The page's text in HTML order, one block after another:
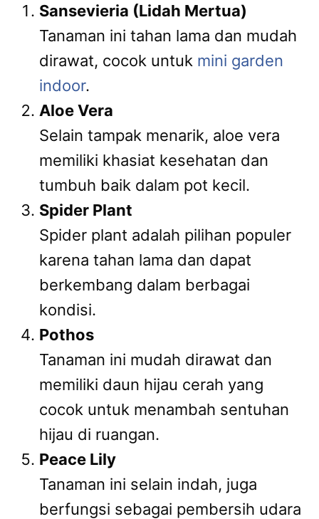
Sansevieria (Lidah Mertua)
Tanaman ini tahan lama dan mudah
dirawat, cocok untuk mini garden
indoor.
Aloe Vera
Selain tampak menarik, aloe vera
memiliki khasiat kesehatan dan
tumbuh baik dalam pot kecil.
Spider Plant
Spider plant adalah pilihan populer
karena tahan lama dan dapat
berkembang dalam berbagai
kondisi.
Pothos
Tanaman ini mudah dirawat dan
memiliki daun hijau cerah yang
cocok untuk menambah sentuhan
hijau di ruangan.
Peace Lily
Tanaman ini selain indah, juga
berfungsi sebagai pembersih udara